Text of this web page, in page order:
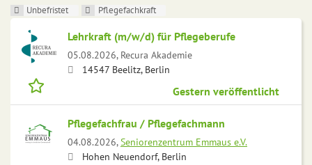
Unbefristet Pflegefachkraft
Lehrkraft (m/w/d) für Pflegeberufe
05.08.2026, Recura Akademie
14547 Beelitz, Berlin
Gestern veröffentlicht
Pflegefachfrau / Pflegefachmann
04.08.2026,Seniorenzentrum Emmaus e.V.
Hohen Neuendorf, Berlin